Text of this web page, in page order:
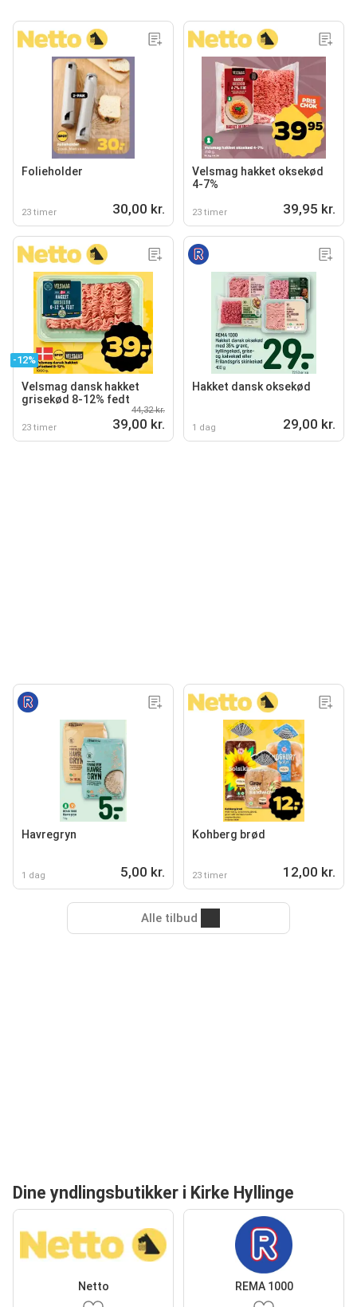
Folieholder
23 timer 30,00 kr.
Velsmag hakket oksekød
4-7%
23 timer 39,95 kr.
-12%
Velsmag dansk hakket
grisekød 8-12% fedt
23 timer
44,32 kr.
39,00 kr.
Hakket dansk oksekød
1 dag 29,00 kr.
Havregryn
1 dag 5,00 kr.
Kohberg brød
23 timer 12,00 kr.
Alle tilbud
Dine yndlingsbutikker i Kirke Hyllinge
Netto REMA 1000